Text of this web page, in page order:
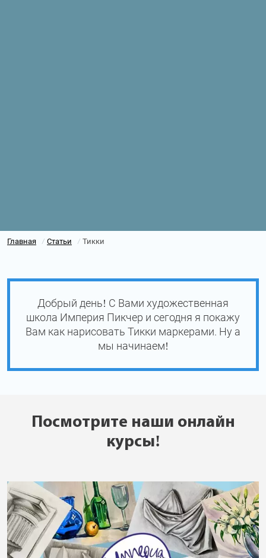
Главная / Статьи / Тикки
Добрый день! С Вами художественная
школа Империя Пикчер и сегодня я покажу
Вам как нарисовать Тикки маркерами. Ну а
мы начинаем!
Посмотрите наши онлайн
курсы!